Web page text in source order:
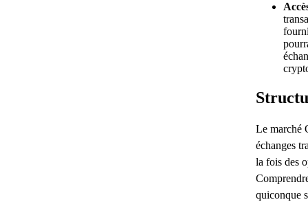
Le marché
échanges
la fois des
quiconque